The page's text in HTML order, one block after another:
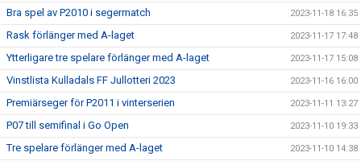
Bra spel av P2010 i segermatch 2023-11-18 16:35
Rask förlänger med A-laget 2023-11-17 17:48
Ytterligare tre spelare förlänger med A-laget 2023-11-17 15:08
Vinstlista Kulladals FF Jullotteri 2023 2023-11-16 16:00
Premiärseger för P2011 i vinterserien 2023-11-11 13:27
P07 till semifinal i Go Open 2023-11-10 19:33
Tre spelare förlänger med A-laget 2023-11-10 14:38